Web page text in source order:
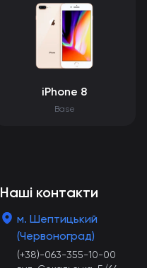
iPhone 8
Base
Наші контакти
м. Шептицький
(Червоноград)
(+38)-063-355-10-00